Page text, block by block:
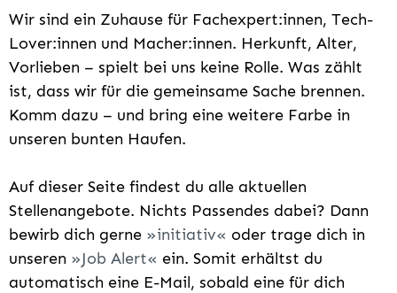
Wir sind ein Zuhause für Fachexpert:innen, Tech-
Lover:innen und Macher:innen. Herkunft, Alter,
Vorlieben – spielt bei uns keine Rolle. Was zählt
ist, dass wir für die gemeinsame Sache brennen.
Komm dazu – und bring eine weitere Farbe in
unseren bunten Haufen.
Auf dieser Seite findest du alle aktuellen
Stellenangebote. Nichts Passendes dabei? Dann
bewirb dich gerne
initiativ
oder trage dich in
unseren
Job Alert
ein. Somit erhältst du
automatisch eine E-Mail, sobald eine für dich